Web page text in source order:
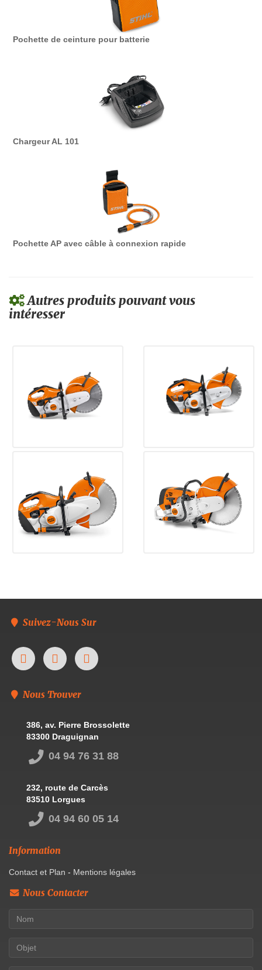
Pochette de ceinture pour batterie
Chargeur AL 101
Pochette AP avec câble à connexion rapide
Autres produits pouvant vous
intéresser
Suivez-Nous Sur
Nous Trouver
386, av. Pierre Brossolette
83300 Draguignan
04 94 76 31 88
232, route de Carcès
83510 Lorgues
04 94 60 05 14
Information
Contact et Plan - Mentions légales
Nous Contacter